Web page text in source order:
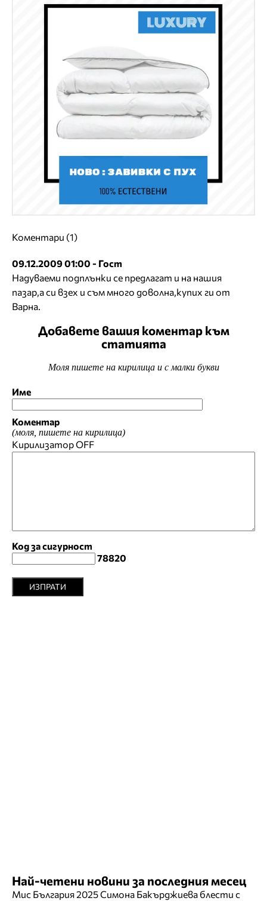
Коментари (1)
09.12.2009 01:00 - Гост
Надуваеми подплънки се предлагат и на нашия
пазар,а си взех и съм много доволна,купих ги от
Варна.
Добавете вашия коментар към
статията
Моля пишете на кирилица и с малки букви
Име
Коментар
(моля, пишете на кирилица)
КирилизаторOFF
Код за сигурност
78820
ИЗПРАТИ
Най-четени новини за последния месец
Мис България 2025 Симона Бакърджиева блести с